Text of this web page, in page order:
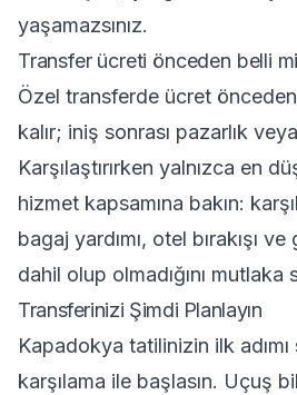
yaşamazsınız.
Transfer ücreti önceden belli
Özel transferde ücret
kalır; iniş sonrası pazarlık
Karşılaştırırken yalnızca en
hizmet kapsamına bakın:
bagaj yardımı, otel bırakışı
dahil olup olmadığını mutlaka
Transferinizi Şimdi Planlayın
Kapadokya tatilinizin ilk
karşılama ile başlasın. Uçuş